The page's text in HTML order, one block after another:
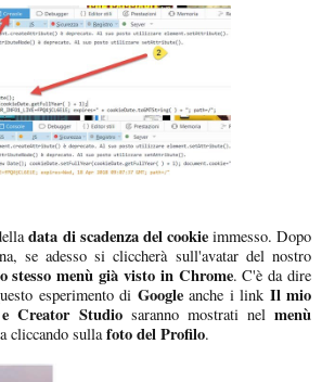
data di scadenza del cookieimmesso. Dopo
se adesso si cliccherà sull'avatar del nostro
stesso menù già visto in Chrome. C'è da dire
esperimento di Googleanche i link Il mio
Creator Studiosaranno mostrati nel menù
cliccando sullafoto del Profilo.